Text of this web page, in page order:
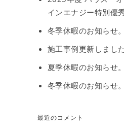
インエナジー特別優
冬季休暇のお知らせ。
施工事例更新しました
夏季休暇のお知らせ。
冬季休暇のお知らせ。
最近のコメント